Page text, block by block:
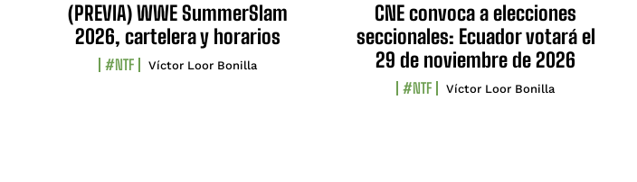
(PREVIA) WWE SummerSlam
2026, cartelera y horarios
#NTF Víctor Loor Bonilla
CNE convoca a elecciones
seccionales: Ecuador votará el
29 de noviembre de 2026
#NTF Víctor Loor Bonilla